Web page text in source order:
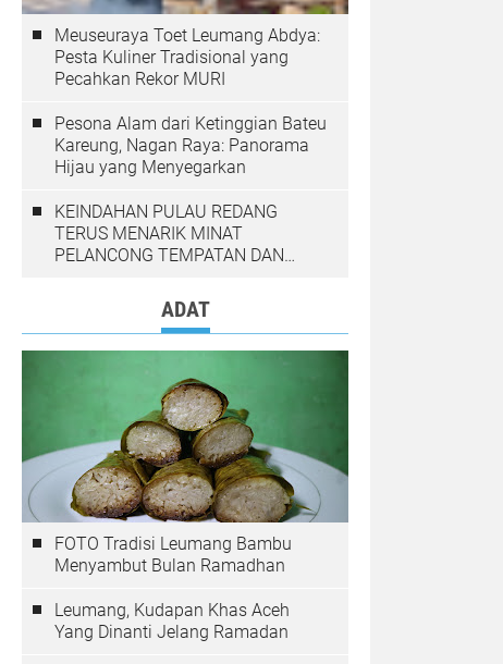
Meuseuraya Toet Leumang Abdya:
Pesta Kuliner Tradisional yang
Pecahkan Rekor MURI
Pesona Alam dari Ketinggian Bateu
Kareung, Nagan Raya: Panorama
Hijau yang Menyegarkan
KEINDAHAN PULAU REDANG
TERUS MENARIK MINAT
PELANCONG TEMPATAN DAN
ADAT
FOTO Tradisi Leumang Bambu
Menyambut Bulan Ramadhan
Leumang, Kudapan Khas Aceh
Yang Dinanti Jelang Ramadan